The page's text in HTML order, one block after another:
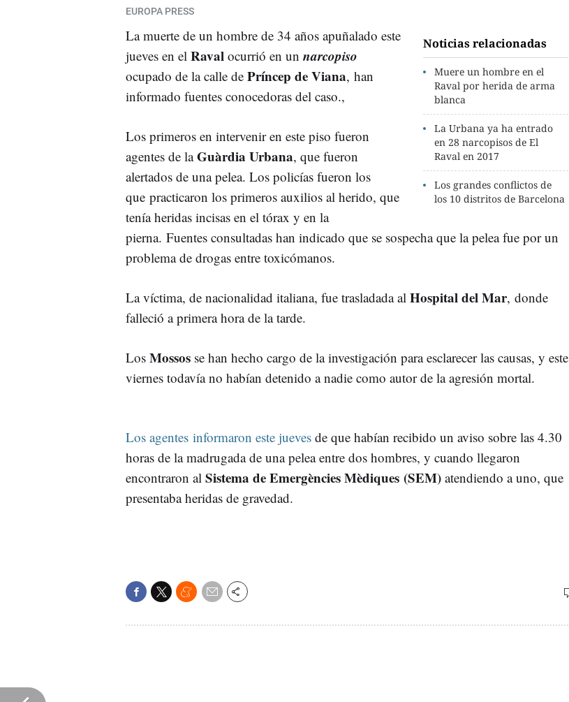
EUROPA PRESS
Noticias relacionadas
Muere un hombre en el
Raval por herida de arma
blanca
La Urbana ya ha entrado
en 28 narcopisos de El
Raval en 2017
Los grandes conflictos de
los 10 distritos de Barcelona
La muerte de un hombre de 34 años apuñalado este
jueves en el Raval ocurrió en un narcopiso
ocupado de la calle de Príncep de Viana, han
informado fuentes conocedoras del caso.,
Los primeros en intervenir en este piso fueron
agentes de laGuàrdia Urbana, que fueron
alertados de una pelea. Los policías fueron los
que practicaron los primeros auxilios al herido, que
tenía heridas incisas en el tórax y en la
pierna. Fuentes consultadas han indicado que se sospecha que la pelea fue por un
problema de drogas entre toxicómanos.
La víctima, de nacionalidad italiana, fue trasladada al Hospital del Mar, donde
falleció a primera hora de la tarde.
Los Mossos se han hecho cargo de la investigación para esclarecer las causas, y este
viernes todavía no habían detenido a nadie como autor de la agresión mortal.
Los agentes informaron este jueves de que habían recibido un aviso sobre las 4.30
horas de la madrugada de una pelea entre dos hombres, y cuando llegaron
encontraron al Sistema de Emergències Mèdiques (SEM) atendiendo a uno, que
presentaba heridas de gravedad.